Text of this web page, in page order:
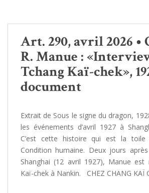
Art. 290, avril 2026 •
R. Manue :
Tchang Kaï-chek»,
document
Extrait de Sous le signe du dragon,
les événements d’avril 1927 à
C’est cette histoire qui est la
Condition humaine. Deux jours
Shanghai (12 avril 1927), Manue est
Kaï-chek à Nankin. CHEZ CHANG KAÏ